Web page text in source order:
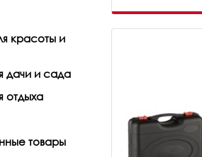
красоты и
дачи и сада
отдыха
товары